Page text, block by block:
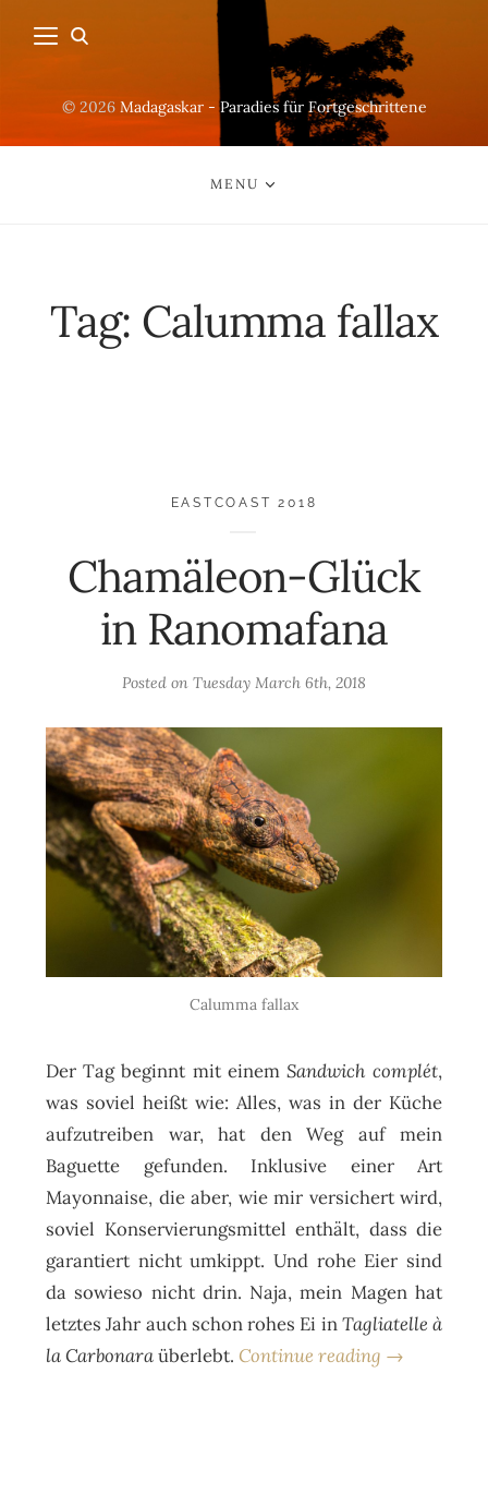
© 2026 Madagaskar - Paradies für Fortgeschrittene
MENU
Tag: Calumma fallax
EASTCOAST 2018
Chamäleon-Glück
in Ranomafana
Posted on Tuesday March 6th, 2018
Calumma fallax
Der Tag beginnt mit einem Sandwich complét,
was soviel heißt wie: Alles, was in der Küche
aufzutreiben war, hat den Weg auf mein
Baguette gefunden. Inklusive einer Art
Mayonnaise, die aber, wie mir versichert wird,
soviel Konservierungsmittel enthält, dass die
garantiert nicht umkippt. Und rohe Eier sind
da sowieso nicht drin. Naja, mein Magen hat
letztes Jahr auch schon rohes Ei inTagliatelle à
la Carbonaraüberlebt. Continue reading →